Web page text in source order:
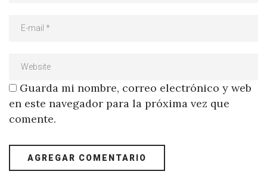
Guarda mi nombre, correo electrónico y web
en este navegador para la próxima vez que
comente.